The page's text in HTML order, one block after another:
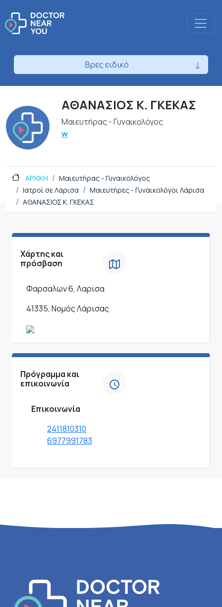
Βρες ειδικό
ΑΘΑΝΑΣΙΟΣ Κ. ΓΚΕΚΑΣ
Μαιευτήρας - Γυναικολόγος
w
ΑΡΧΙΚΗ
Μαιευτήρας - Γυναικολόγος
Ιατροί σε Λάρισα
Μαιευτήρες - Γυναικολόγοι Λάρισα
ΑΘΑΝΑΣΙΟΣ Κ. ΓΚΕΚΑΣ
Χάρτης και
πρόσβαση
Φαρσαλων 6, Λαρισα
41335, Νομός Λάρισας
Πρόγραμμα και
επικοινωνία
Επικοινωνία
2411810310
6977991783